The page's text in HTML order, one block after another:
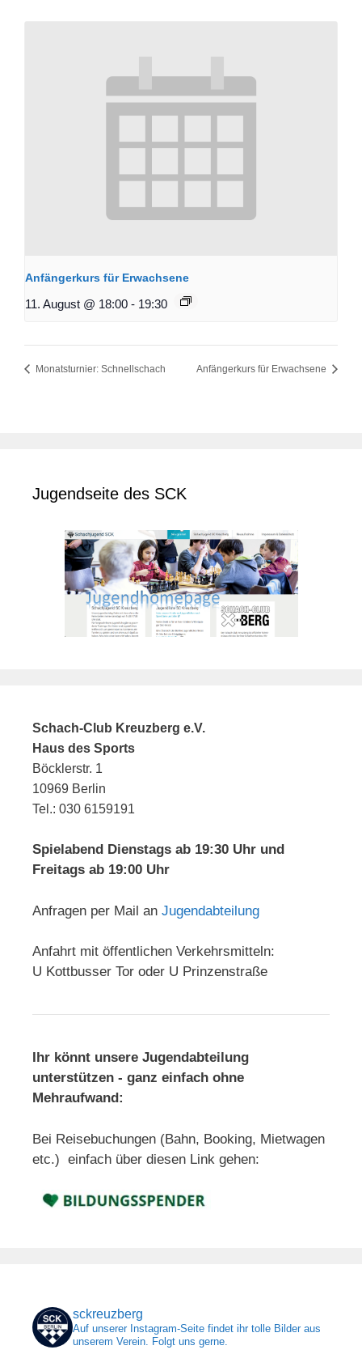
Anfängerkurs für Erwachsene
11. August @ 18:00 - 19:30
Monatsturnier: Schnellschach Anfängerkurs für Erwachsene
Jugendseite des SCK
Schach-Club Kreuzberg e.V.
Haus des Sports
Böcklerstr. 1
10969 Berlin
Tel.: 030 6159191
Spielabend Dienstags ab 19:30 Uhr und
Freitags ab 19:00 Uhr
Anfragen per Mail an Jugendabteilung
Anfahrt mit öffentlichen Verkehrsmitteln:
U Kottbusser Tor oder U Prinzenstraße
Ihr könnt unsere Jugendabteilung
unterstützen - ganz einfach ohne
Mehraufwand:
Bei Reisebuchungen (Bahn, Booking, Mietwagen
etc.) einfach über diesen Link gehen:
sckreuzberg
Auf unserer Instagram-Seite findet ihr tolle Bilder aus
unserem Verein. Folgt uns gerne.